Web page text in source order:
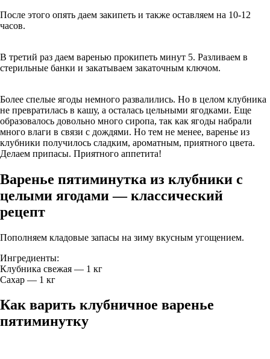
После этого опять даем закипеть и также оставляем на 10-12
часов.
В третий раз даем варенью прокипеть минут 5. Разливаем в
стерильные банки и закатываем закаточным ключом.
Более спелые ягоды немного развалились. Но в целом клубника
не превратилась в кашу, а осталась цельными ягодками. Еще
образовалось довольно много сиропа, так как ягоды набрали
много влаги в связи с дождями. Но тем не менее, варенье из
клубники получилось сладким, ароматным, приятного цвета.
Делаем припасы. Приятного аппетита!
Варенье пятиминутка из клубники с
целыми ягодами — классический
рецепт
Пополняем кладовые запасы на зиму вкусным угощением.
Ингредиенты:
Клубника свежая — 1 кг
Сахар — 1 кг
Как варить клубничное варенье
пятиминутку